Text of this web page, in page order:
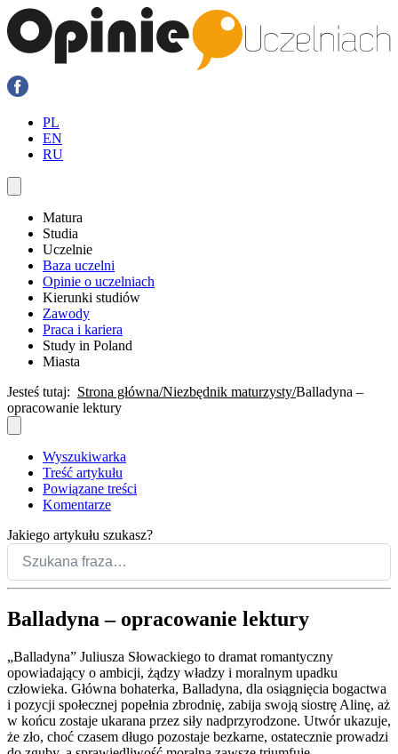
PL
EN
RU
Matura
Studia
Uczelnie
Baza uczelni
Opinie o uczelniach
Kierunki studiów
Zawody
Praca i kariera
Study in Poland
Miasta
Jesteś tutaj: Strona główna Niezbędnik maturzysty Balladyna –
opracowanie lektury
Wyszukiwarka
Treść artykułu
Powiązane treści
Komentarze
Jakiego artykułu szukasz?
Balladyna – opracowanie lektury
„Balladyna” Juliusza Słowackiego to dramat romantyczny
opowiadający o ambicji, żądzy władzy i moralnym upadku
człowieka. Główna bohaterka, Balladyna, dla osiągnięcia bogactwa
i pozycji społecznej popełnia zbrodnię, zabija swoją siostrę Alinę, aż
w końcu zostaje ukarana przez siły nadprzyrodzone. Utwór ukazuje,
że zło, choć czasem długo pozostaje bezkarne, ostatecznie prowadzi